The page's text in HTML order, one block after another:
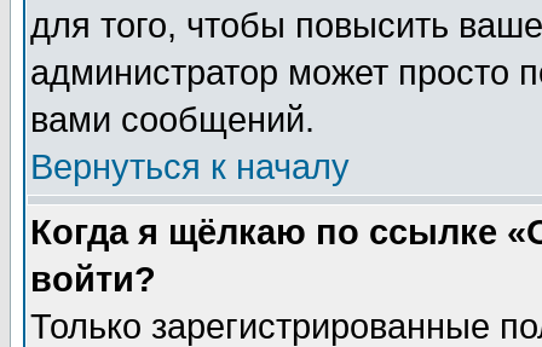
для того, чтобы повысить
администратор может просто
вами сообщений.
Вернуться к началу
Когда я щёлкаю по ссылке
войти?
Только зарегистрированные